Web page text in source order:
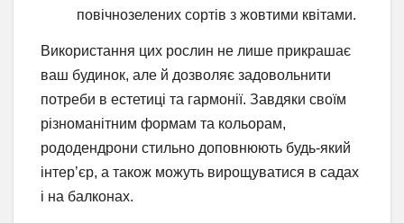
повічнозелених сортів з жовтими квітами.
Використання цих рослин не лише прикрашає
ваш будинок, але й дозволяє задовольнити
потреби в естетиці та гармонії. Завдяки своїм
різноманітним формам та кольорам,
рододендрони стильно доповнюють будь-який
інтер’єр, а також можуть вирощуватися в садах
і на балконах.